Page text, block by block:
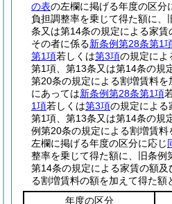
の表の左欄に掲げる年度の区分
負担調整率を乗じて得た額に、
条又は第14条の規定による家賃
その者に係る新条例第28条第1
第1項若しくは第3項の規定によ
第1項、第13条又は第14条の規
第20条の規定による割増賃料
にあっては新条例第28条第1項
1項若しくは第3項の規定による
第1項、第13条又は第14条の規
例第20条の規定による割増賃料
左欄に掲げる年度の区分に応じ
整率を乗じて得た額に、旧条例
第14条の規定による家賃の額及
る割増賃料の額を加えて得た額
年度の区分